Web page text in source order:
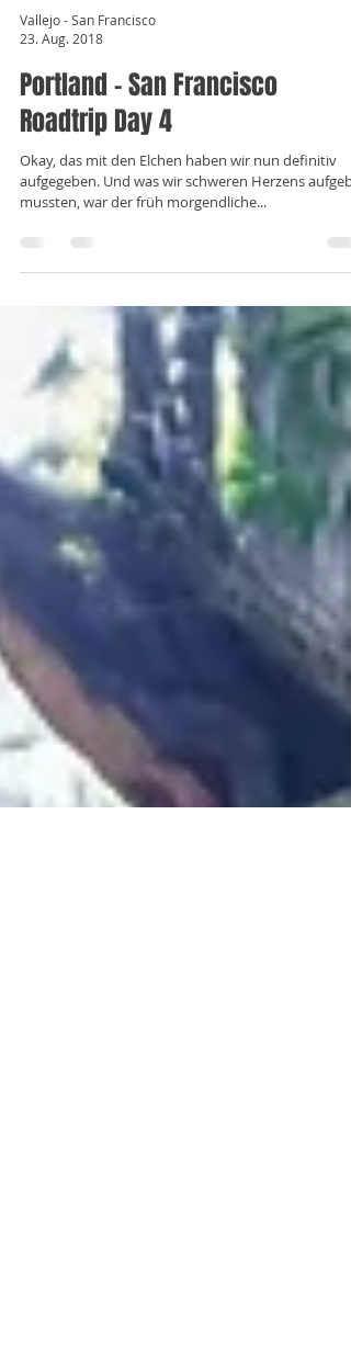
Vallejo - San Francisco
Portland – San Francisco
Roadtrip Day 4
Okay, das mit den Elchen haben wir nun definitiv
mussten, war der früh morgendliche...